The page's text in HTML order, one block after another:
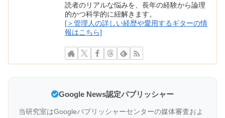
読者のリアルな悩みを、長年の経験から論理
的かつ科学的に紐解きます。
[＞管理人の詳しい経歴や愛用するギターの情
報はこちら]
Google News認定パブリッシャー
当研究室はGoogleパブリッシャーセンターの媒体審査およ